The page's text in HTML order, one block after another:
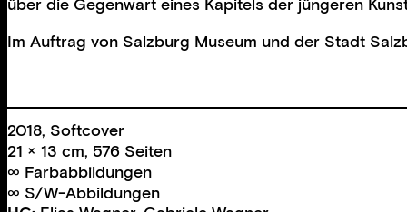
über die Gegenwart eines Kapitels der jüngeren
Im Auftrag von Salzburg Museum und der Stadt
2018, Softcover
21 × 13 cm, 576 Seiten
∞ Farbabbildungen
∞ S/W-Abbildungen